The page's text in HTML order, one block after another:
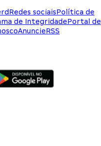
Redes sociaisPolítica de
de IntegridadePortal de
AnuncieRSS